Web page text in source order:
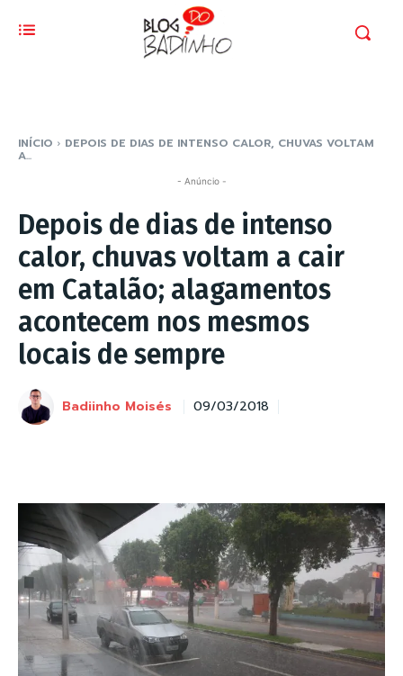
INÍCIO DEPOIS DE DIAS DE INTENSO CALOR, CHUVAS VOLTAM
A...
- Anúncio -
Depois de dias de intenso
calor, chuvas voltam a cair
em Catalão; alagamentos
acontecem nos mesmos
locais de sempre
Badiinho Moisés 09/03/2018